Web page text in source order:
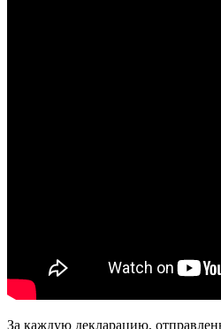
За каждую декларацию,